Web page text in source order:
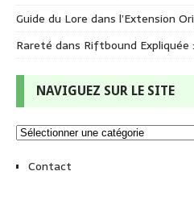
Guide du Lore dans l’Extension
Rareté dans Riftbound Expliquée
NAVIGUEZ SUR LE SITE
Contact